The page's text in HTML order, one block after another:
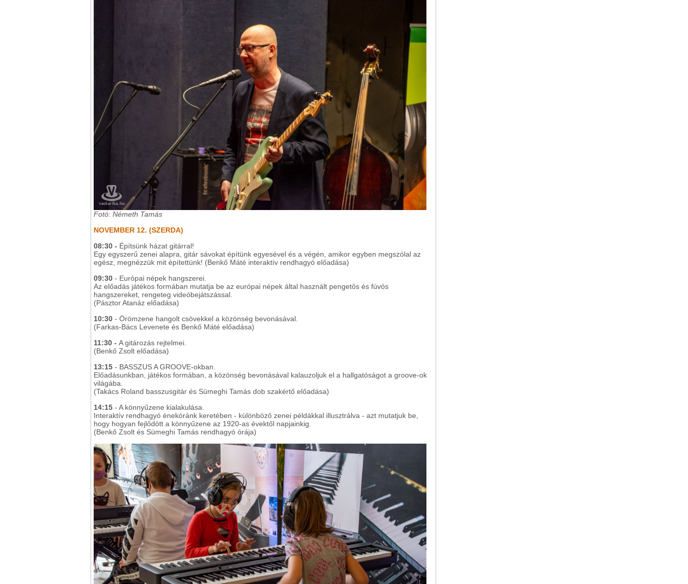
Fotó: Németh Tamás
NOVEMBER 12. (SZERDA)
08:30 - Építsünk házat gitárral!
Egy egyszerű zenei alapra, gitár sávokat építünk egyesével és a végén, amikor egyben megszólal az
egész, megnézzük mit építettünk! (Benkő Máté interaktív rendhagyó előadása)
09:30 - Európai népek hangszerei.
Az előadás játékos formában mutatja be az európai népek által használt pengetős és fúvós
hangszereket, rengeteg videóbejátszással.
(Pásztor Atanáz előadása)
10:30 - Örömzene hangolt csövekkel a közönség bevonásával.
(Farkas-Bács Levenete és Benkő Máté előadása)
11:30 - A gitározás rejtelmei.
(Benkő Zsolt előadása)
13:15 - BASSZUS A GROOVE-okban.
Előadásunkban, játékos formában, a közönség bevonásával kalauzoljuk el a hallgatóságot a groove-ok
világába.
(Takács Roland basszusgitár és Sümeghi Tamás dob szakértő előadása)
14:15 - A könnyűzene kialakulása.
Interaktív rendhagyó énekóránk keretében - különböző zenei példákkal illusztrálva - azt mutatjuk be,
hogy hogyan fejlődött a könnyűzene az 1920-as évektől napjainkig.
(Benkő Zsolt és Sümeghi Tamás rendhagyó órája)